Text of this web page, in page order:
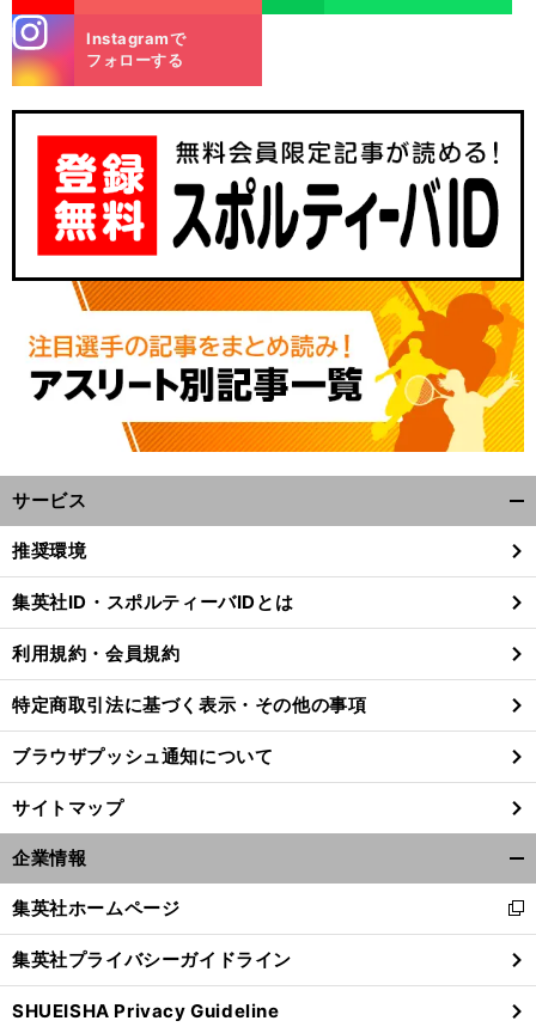
前
m
Instagramで
フォローする
サービス
閉
る
推奨環境
集英社ID・スポルティーバIDとは
利用規約・会員規約
特定商取引法に基づく表示・その他の事項
ブラウザプッシュ通知について
サイトマップ
企業情報
閉
る
集英社ホームページ
新
し
い
ウ
ィ
集英社プライバシーガイドライン
SHUEISHA Privacy Guideline